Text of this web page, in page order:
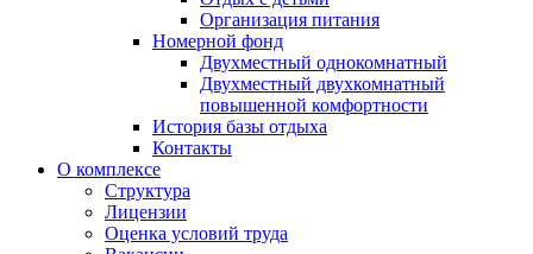
Организация питания
Номерной фонд
Двухместный однокомнатный
Двухместный двухкомнатный
повышенной комфортности
История базы отдыха
Контакты
О комплексе
Структура
Лицензии
Оценка условий труда